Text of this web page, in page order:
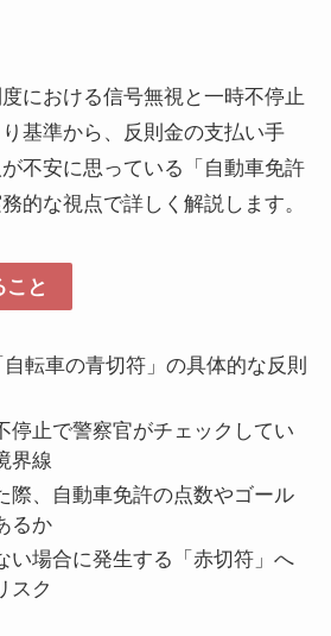
における信号無視と一時不停止
基準から、反則金の支払い手
不安に思っている「自動車免許
的な視点で詳しく解説します。
こと
転車の青切符」の具体的な反則
停止で警察官がチェックしてい
界線
際、自動車免許の点数やゴール
るか
い場合に発生する「赤切符」へ
スク